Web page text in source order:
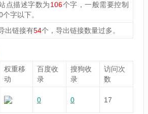
点描述字数为106个字，一般需要控制
字以下。
出链接有54个，导出链接数量过多。
权重移
动
百度收
录
搜狗收
录
访问次
数
0 0 17